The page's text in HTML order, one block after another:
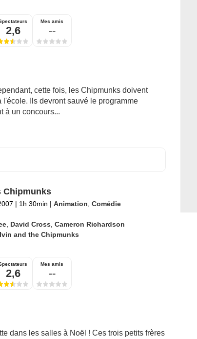
2,6
Mes amis
--
cette fois, les Chipmunks doivent
Ils devront sauvé le programme
à un concours...
Chipmunks
| 1h 30min | Animation Comédie
, David Cross Cameron Richardson
and the Chipmunks
2,6
Mes amis
--
dans les salles à Noël ! Ces trois petits frères